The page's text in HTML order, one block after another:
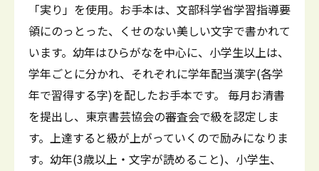
「実り」を使用。お手本は、文部科学省学習指導要
領にのっとった、くせのない美しい文字で書かれて
います。幼年はひらがなを中心に、小学生以上は、
学年ごとに分かれ、それぞれに学年配当漢字(各学
年で習得する字)を配したお手本です。 毎月お清書
を提出し、東京書芸協会の審査会で級を認定しま
す。上達すると級が上がっていくので励みになりま
す。幼年(3歳以上・文字が読めること)、小学生、